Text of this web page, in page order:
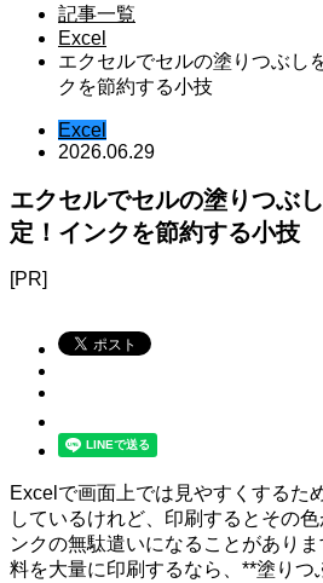
記事一覧
Excel
エクセルでセルの塗りつぶし
クを節約する小技
Excel
2026.06.29
エクセルでセルの塗りつぶ
定！インクを節約する小技
[PR]
Excelで画面上では見やすくするた
しているけれど、印刷するとその
ンクの無駄遣いになることがあり
料を大量に印刷するなら、**塗りつ